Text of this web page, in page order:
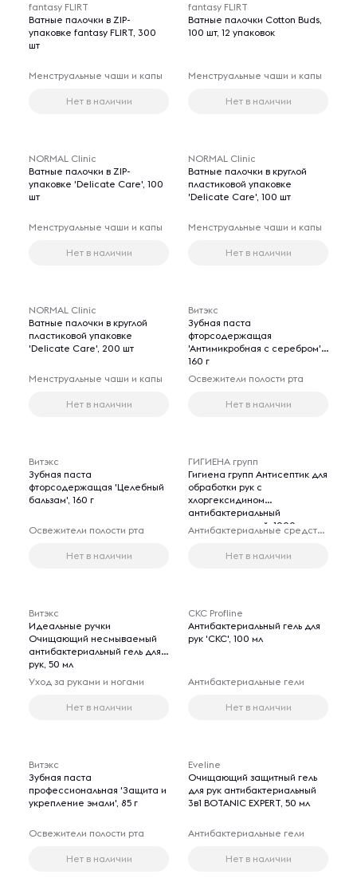
fantasy FLIRT
Ватные палочки в ZIP-
упаковке fantasy FLIRT, 300
шт
Менструальные чаши и капы
Нет в наличии
fantasy FLIRT
Ватные палочки Cotton Buds,
100 шт, 12 упаковок
Менструальные чаши и капы
Нет в наличии
NORMAL Clinic
Ватные палочки в ZIP-
упаковке 'Delicate Care', 100
шт
Менструальные чаши и капы
Нет в наличии
NORMAL Clinic
Ватные палочки в круглой
пластиковой упаковке
'Delicate Care', 100 шт
Менструальные чаши и капы
Нет в наличии
NORMAL Clinic
Ватные палочки в круглой
пластиковой упаковке
'Delicate Care', 200 шт
Менструальные чаши и капы
Нет в наличии
Витэкс
Зубная паста
фторсодержащая
'Антимикробная с серебром',
160 г
Освежители полости рта
Нет в наличии
Витэкс
Зубная паста
фторсодержащая 'Целебный
бальзам', 160 г
Освежители полости рта
Нет в наличии
ГИГИЕНА групп
Гигиена групп Антисептик для
обработки рук с
хлоргексидином
антибактериальный
противовирусный, 1000 мл
Антибактериальные средства гигиены
Нет в наличии
Витэкс
Идеальные ручки
Очищающий несмываемый
антибактериальный гель для
рук, 50 мл
Уход за руками и ногами
Нет в наличии
CКС Profline
Антибактериальный гель для
рук 'CКС', 100 мл
Антибактериальные гели
Нет в наличии
Витэкс
Зубная паста
профессиональная 'Защита и
укрепление эмали', 85 г
Освежители полости рта
Нет в наличии
Eveline
Очищающий защитный гель
для рук антибактериальный
3в1 BOTANIC EXPERT, 50 мл
Антибактериальные гели
Нет в наличии